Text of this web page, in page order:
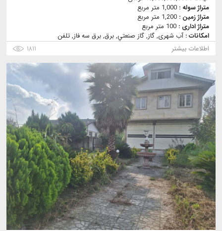
متراژ سوله : 1,000 متر مربع
متراژ زمین : 1,200 متر مربع
متراژ اداری : 100 متر مربع
امکانات :آب شهری, گاز, گاز صنعتي, برق, برق سه فاز, تلفن
اطلاعات بیشتر
۱۸۱۱